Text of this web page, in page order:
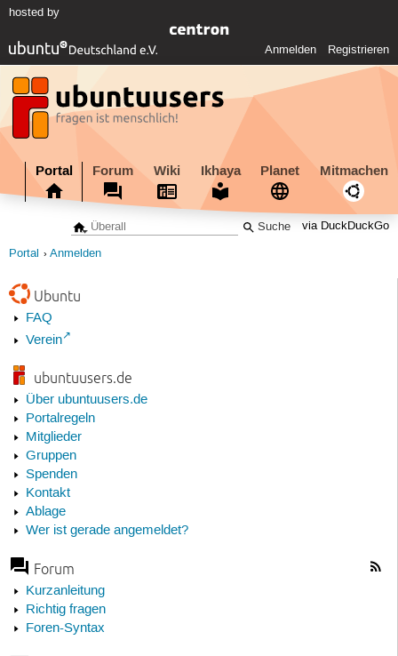
hosted by
Anmelden Registrieren
Portal Forum Wiki Ikhaya Planet Mitmachen
via DuckDuckGo
Portal Anmelden
Ubuntu
FAQ
Verein
ubuntuusers.de
Über ubuntuusers.de
Portalregeln
Mitglieder
Gruppen
Spenden
Kontakt
Ablage
Wer ist gerade angemeldet?
Forum
Kurzanleitung
Richtig fragen
Foren-Syntax